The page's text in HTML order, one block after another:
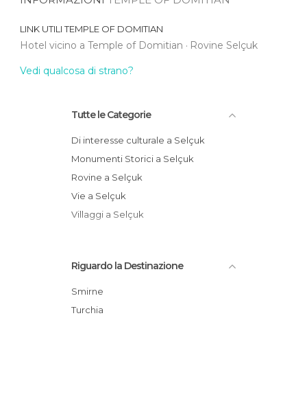
LINK UTILITEMPLE OF DOMITIAN
Hotel vicino a Temple of Domitian Rovine Selçuk
Vedi qualcosa di strano?
Tutte le Categorie
Di interesse culturale a Selçuk
Monumenti Storici a Selçuk
Rovine a Selçuk
Vie a Selçuk
Villaggi a Selçuk
Riguardo la Destinazione
Smirne
Turchia